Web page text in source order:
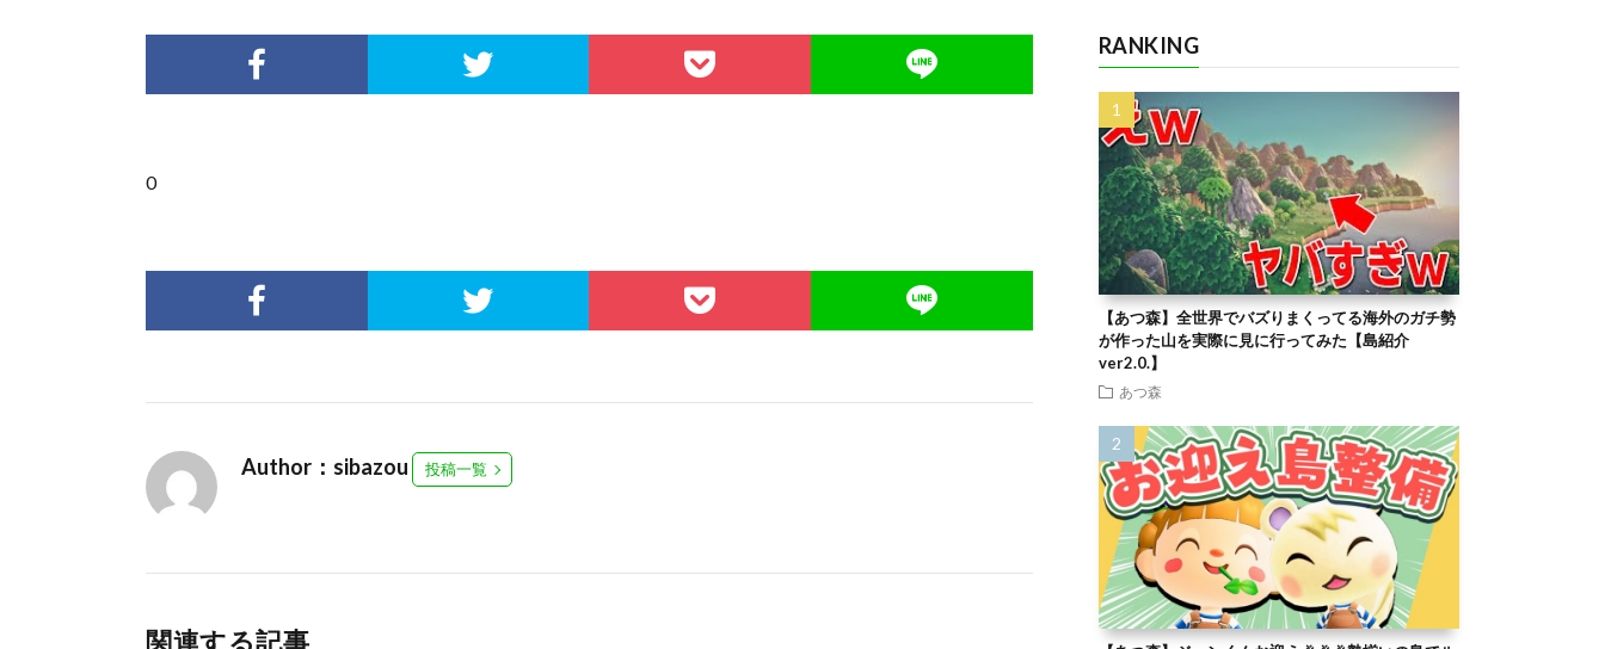
0
Author：sibazou 投稿一覧
関連する記事
RANKING
【あつ森】全世界でバズりまくってる海外のガチ勢
が作った山を実際に見に行ってみた【島紹介
ver2.0.】
あつ森